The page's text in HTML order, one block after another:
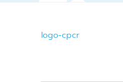
t
logo-cpcr